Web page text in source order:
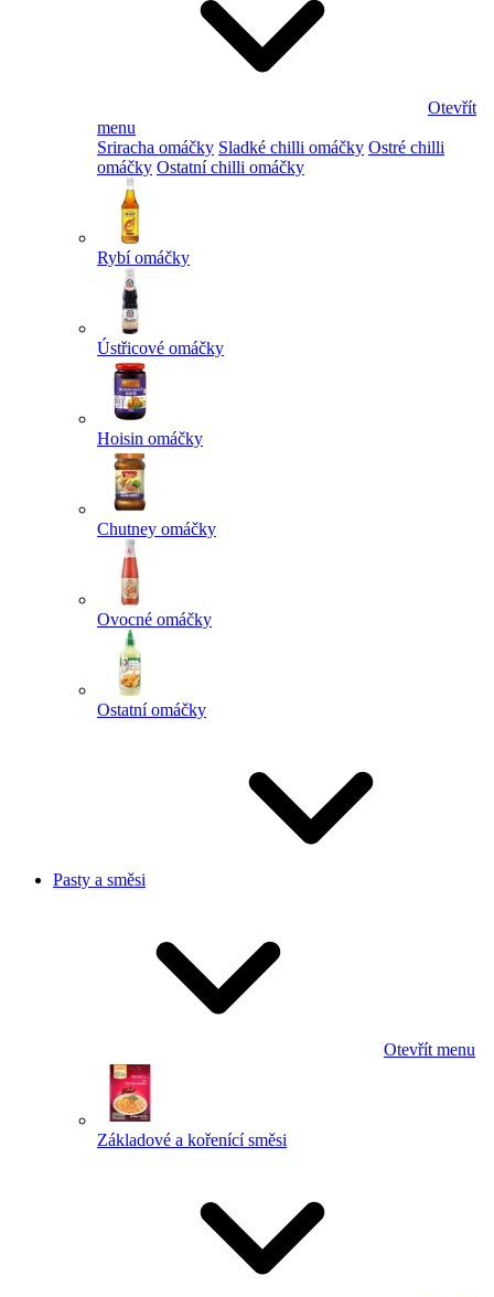
Otevřít
menu
Sriracha omáčky Sladké chilli omáčky Ostré chilli
omáčky Ostatní chilli omáčky
Rybí omáčky
Ústřicové omáčky
Hoisin omáčky
Chutney omáčky
Ovocné omáčky
Ostatní omáčky
Pasty a směsi
Otevřít menu
Základové a kořenící směsi